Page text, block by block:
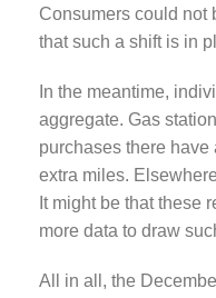
Consumers could not
that such a shift is in
In the meantime,
aggregate. Gas
purchases there
extra miles.
It might be that these
more data to draw
All in all, the